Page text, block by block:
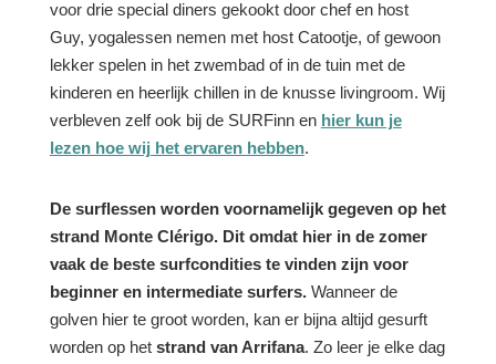
voor drie special diners gekookt door chef en host
Guy, yogalessen nemen met host Catootje, of gewoon
lekker spelen in het zwembad of in de tuin met de
kinderen en heerlijk chillen in de knusse livingroom. Wij
verbleven zelf ook bij de SURFinn en hier kun je
lezen hoe wij het ervaren hebben.
De surflessen worden voornamelijk gegeven op het
strand Monte Clérigo. Dit omdat hier in de zomer
vaak de beste surfcondities te vinden zijn voor
beginner en intermediate surfers.Wanneer de
golven hier te groot worden, kan er bijna altijd gesurft
worden op het strand van Arrifana. Zo leer je elke dag